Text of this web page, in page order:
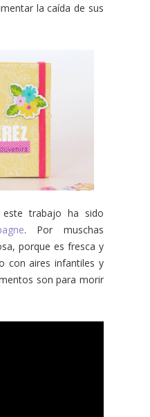
la caída de sus
trabajo ha sido
. Por muschas
porque es fresca y
con aires infantiles y
son para morir